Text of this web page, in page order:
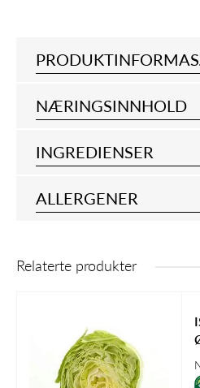
NÆRINGSINNHOLD
INGREDIENSER
ALLERGENER
Relaterte produkter